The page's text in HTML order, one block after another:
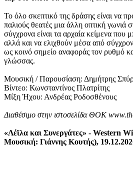
Το όλο σκεπτικό της δράσης είναι να
παλιούς θεατές μια άλλη οπτική γωνιά
σύγχρονα είναι τα αρχαία κείμενα που
αλλά και να ελιχθούν μέσα από
ως κοινό σημείο αναφοράς τον ρυθμό
γλώσσας.
Μουσική / Παρουσίαση: Δημήτρης
Βίντεο: Κωνσταντίνος Πλατρίτης
Μίξη Ήχου: Ανδρέας Ροδοσθένους
Διαθέσιμο στην ιστοσελίδα ΘΟΚ
«Λέϊλα και Συνεργάτες» - Western
Μουσική: Γιάννης Κουτής),